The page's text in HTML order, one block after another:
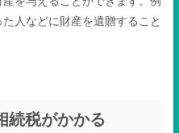
人などに財産を遺贈すること
続税がかかる